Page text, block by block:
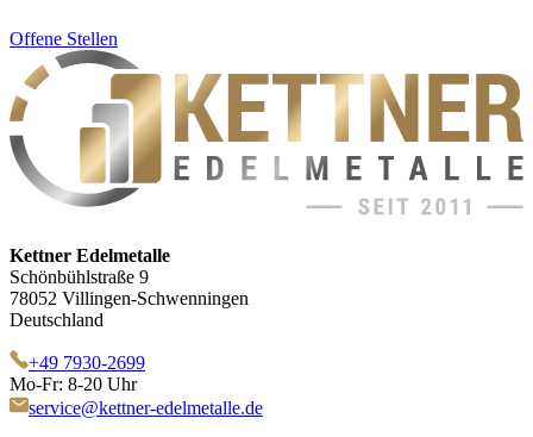
Offene Stellen
Kettner Edelmetalle
Schönbühlstraße 9
78052 Villingen-Schwenningen
Deutschland
+49 7930-2699
Mo-Fr: 8-20 Uhr
service@kettner-edelmetalle.de